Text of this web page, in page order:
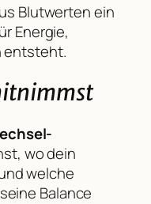
Blutwerten ein
Energie,
entsteht.
wo dein
welche
Balance